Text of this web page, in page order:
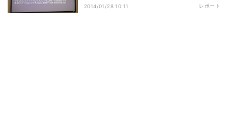
2014/01/28 10:11 レポート